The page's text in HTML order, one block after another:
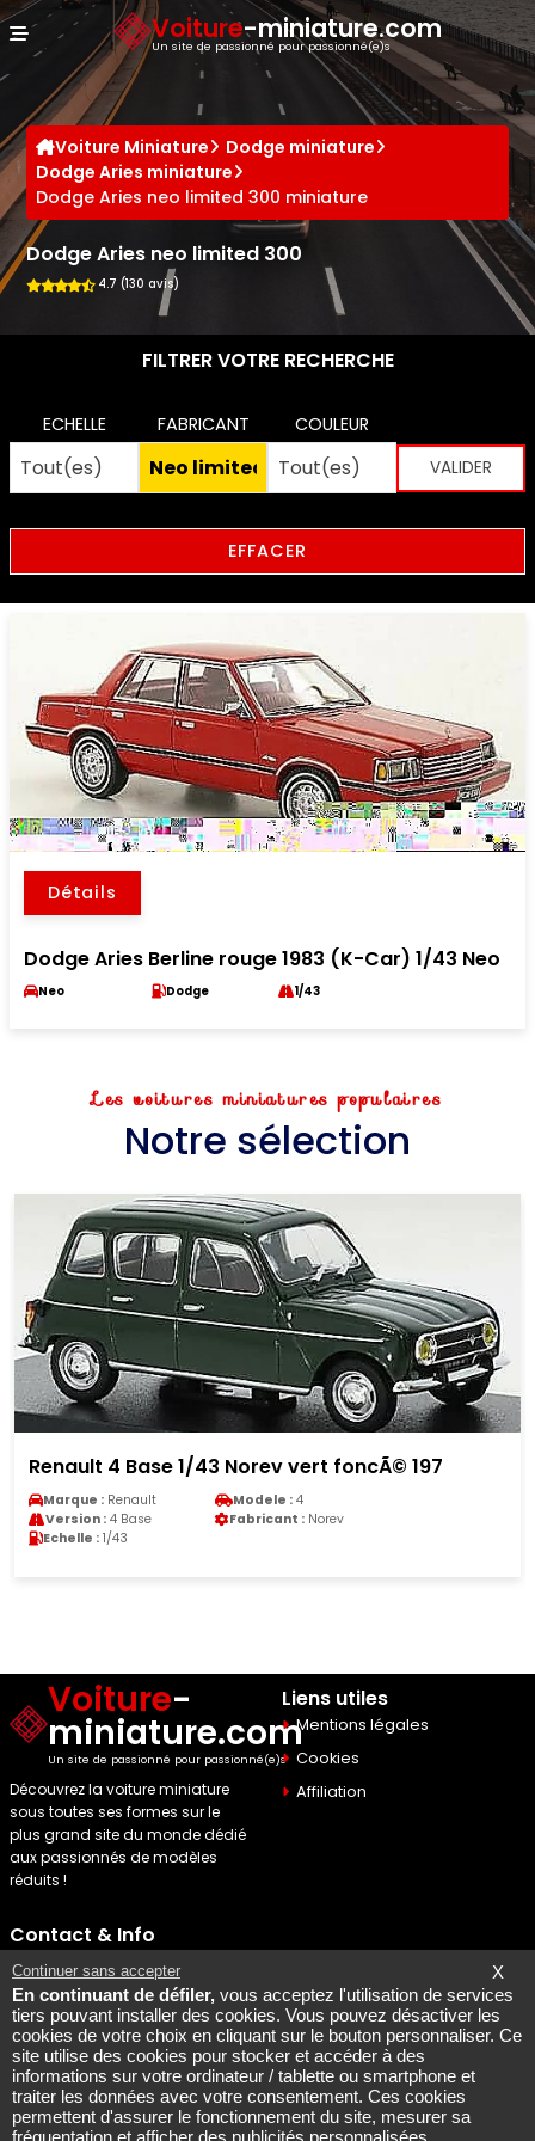
Voiture-miniature.com
Un site de passionné pour passionné(e)s
Voiture Miniature
Dodge miniature
Dodge Aries miniature
Dodge Aries neo limited 300 miniature
Dodge Aries neo limited 300
4.7 (130 avis)
FILTRER VOTRE RECHERCHE
ECHELLE FABRICANT COULEUR
EFFACER
Détails
Dodge Aries Berline rouge 1983 (K-Car) 1/43 Neo
Neo Dodge 1/43
Les voitures miniatures populaires
Notre sélection
Renault 4 Base 1/43 Norev vert foncÃ© 197
Marque : Renault Modele : 4
Version : 4 Base Fabricant : Norev
Echelle : 1/43
Voiture-
miniature.com
Un site de passionné pour passionné(e)s
Découvrez la voiture miniature
sous toutes ses formes sur le
plus grand site du monde dédié
aux passionnés de modèles
réduits !
Liens utiles
Mentions légales
Cookies
Affiliation
Contact & Info
Maquette Mobylette
SEO parLaurent Bousquet
Page consultee le 2026 08
07
Mais pourquoi le KI87 2026
08 07
Panneau de gestion des cookies
X
Continuer sans accepter
En continuant de défiler, vous acceptez l'utilisation de services
tiers pouvant installer des cookies. Vous pouvez désactiver les
cookies de votre choix en cliquant sur le bouton personnaliser. Ce
site utilise des cookies pour stocker et accéder à des
informations sur votre ordinateur / tablette ou smartphone et
traiter les données avec votre consentement. Ces cookies
permettent d'assurer le fonctionnement du site, mesurer sa
fréquentation et afficher des publicités personnalisées.